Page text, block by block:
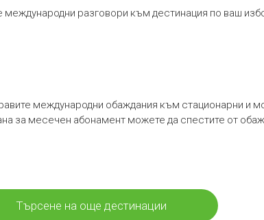
международни разговори към дестинация по ваш
международни обаждания към стационарни и
за месечен абонамент можете да спестите от
Търсене на още дестинации